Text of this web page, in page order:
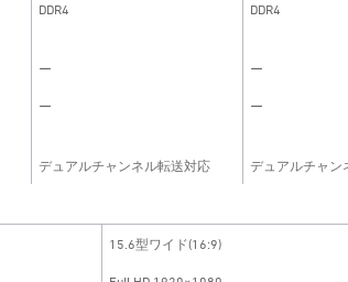
DDR4 DDR4
ー ー
ー ー
デュアルチャンネル転送対応 デュアルチャン
15.6型ワイド(16:9)